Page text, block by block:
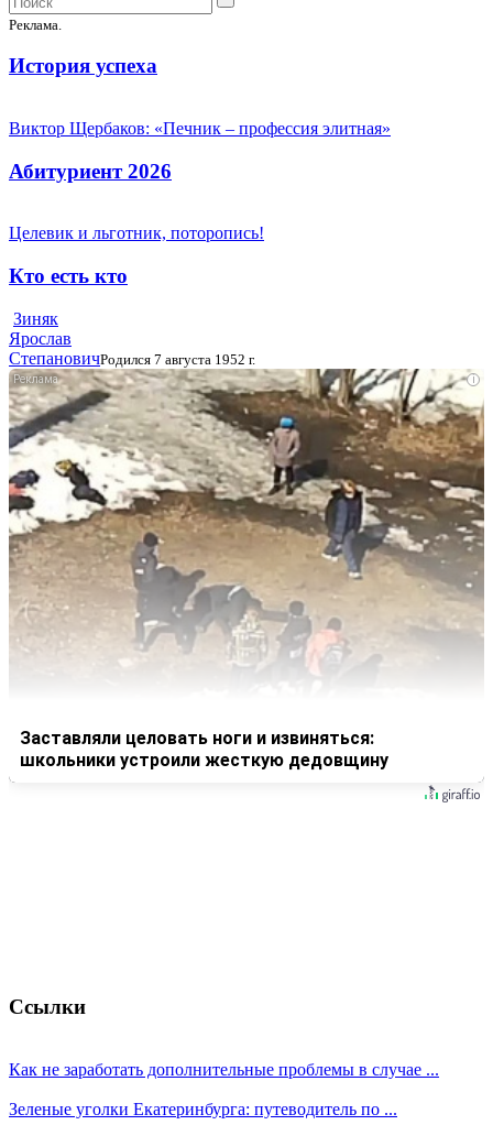
Реклама.
История успеха
Виктор Щербаков: «Печник – профессия элитная»
Абитуриент 2026
Целевик и льготник, поторопись!
Кто есть кто
Зиняк
Ярослав
СтепановичРодился 7 августа 1952 г.
i
Заставляли целовать ноги и извиняться:
школьники устроили жесткую дедовщину
Ссылки
Как не заработать дополнительные проблемы в случае ...
Зеленые уголки Екатеринбурга: путеводитель по ...